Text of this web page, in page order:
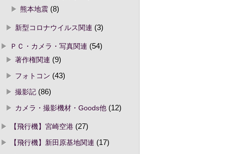
熊本地震(8)
新型コロナウイルス関連 (3)
ＰＣ・カメラ・写真関連 (54)
著作権関連 (9)
フォトコン (43)
撮影記(86)
カメラ・撮影機材・Goods他(12)
【飛行機】宮崎空港(27)
【飛行機】新田原基地関連 (17)